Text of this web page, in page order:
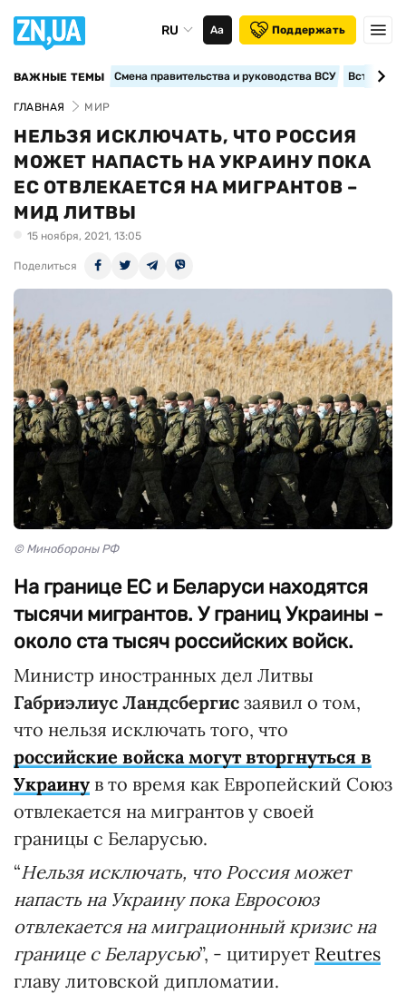
RU Аа Поддержать
ВАЖНЫЕ ТЕМЫ Смена правительства и руководства ВСУ
ГЛАВНАЯ МИР
НЕЛЬЗЯ ИСКЛЮЧАТЬ, ЧТО РОССИЯ
МОЖЕТ НАПАСТЬ НА УКРАИНУ ПОКА
ЕС ОТВЛЕКАЕТСЯ НА МИГРАНТОВ –
МИД ЛИТВЫ
15 ноября, 2021, 13:05
Поделиться
© Минобороны РФ
На границе ЕС и Беларуси находятся
тысячи мигрантов. У границ Украины -
около ста тысяч российских войск.
Министр иностранных дел Литвы
Габриэлиус Ландсбергис заявил о том,
что нельзя исключать того, что
российские войска могут вторгнуться в
Украину в то время как Европейский Союз
отвлекается на мигрантов у своей
границы с Беларусью.
“Нельзя исключать, что Россия может
напасть на Украину пока Евросоюз
отвлекается на миграционный кризис на
границе с Беларусью”, - цитирует Reutres
главу литовской дипломатии.